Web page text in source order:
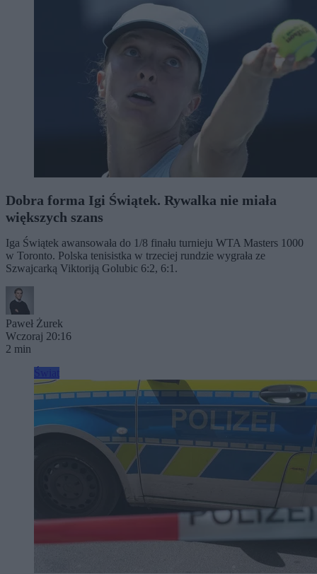
Dobra forma Igi Świątek. Rywalka nie miała
większych szans
Iga Świątek awansowała do 1/8 finału turnieju WTA Masters 1000
w Toronto. Polska tenisistka w trzeciej rundzie wygrała ze
Szwajcarką Viktoriją Golubic 6:2, 6:1.
Paweł Żurek
Wczoraj 20:16
2 min